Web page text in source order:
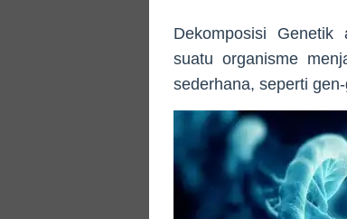
Dekomposisi Genetik
suatu organisme
sederhana, seperti